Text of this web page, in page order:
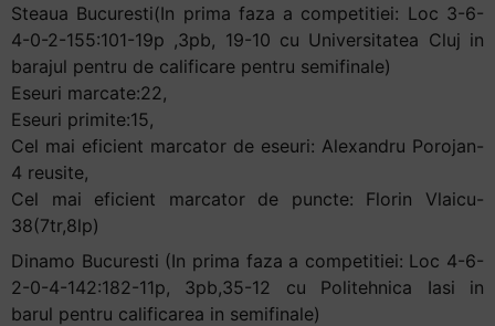
Steaua Bucuresti(In prima faza a competitiei: Loc 3-6-
4-0-2-155:101-19p ,3pb, 19-10 cu Universitatea Cluj in
barajul pentru de calificare pentru semifinale)
Eseuri marcate:22,
Eseuri primite:15,
Cel mai eficient marcator de eseuri: Alexandru Porojan-
4 reusite,
Cel mai eficient marcator de puncte: Florin Vlaicu-
38(7tr,8lp)
Dinamo Bucuresti (In prima faza a competitiei: Loc 4-6-
2-0-4-142:182-11p, 3pb,35-12 cu Politehnica Iasi in
barul pentru calificarea in semifinale)